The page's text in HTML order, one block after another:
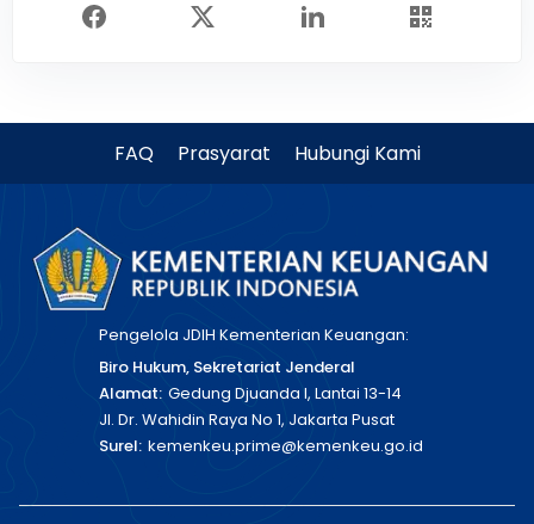
FAQ Prasyarat Hubungi Kami
Pengelola JDIH Kementerian Keuangan:
Biro Hukum, Sekretariat Jenderal
Alamat: Gedung Djuanda I, Lantai 13-14
Jl. Dr. Wahidin Raya No 1, Jakarta Pusat
Surel: kemenkeu.prime@kemenkeu.go.id